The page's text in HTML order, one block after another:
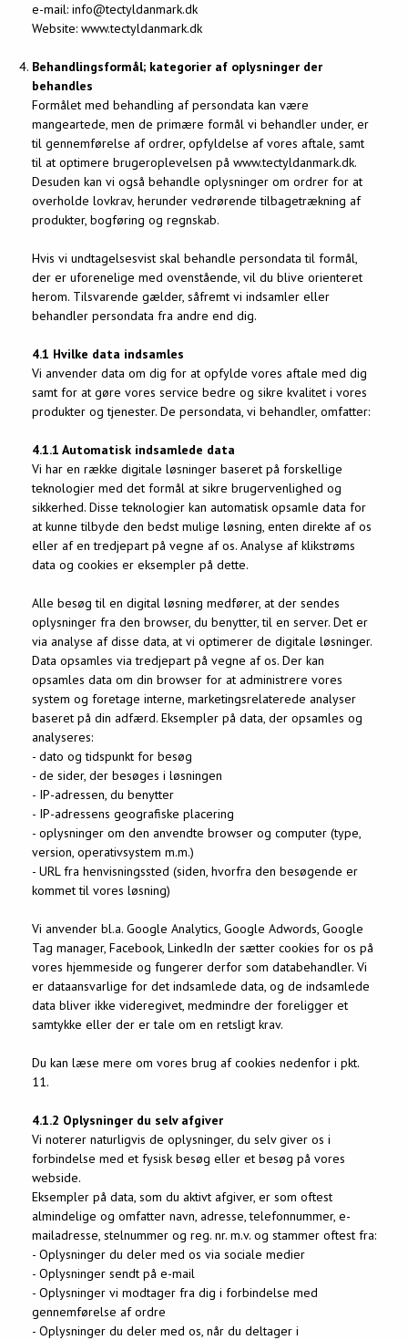
e-mail: info@tectyldanmark.dk
Website: www.tectyldanmark.dk
Behandlingsformål; kategorier af oplysninger der
behandles
Formålet med behandling af persondata kan være
mangeartede, men de primære formål vi behandler under, er
til gennemførelse af ordrer, opfyldelse af vores aftale, samt
til at optimere brugeroplevelsen på www.tectyldanmark.dk.
Desuden kan vi også behandle oplysninger om ordrer for at
overholde lovkrav, herunder vedrørende tilbagetrækning af
produkter, bogføring og regnskab.
Hvis vi undtagelsesvist skal behandle persondata til formål,
der er uforenelige med ovenstående, vil du blive orienteret
herom. Tilsvarende gælder, såfremt vi indsamler eller
behandler persondata fra andre end dig.
4.1 Hvilke data indsamles
Vi anvender data om dig for at opfylde vores aftale med dig
samt for at gøre vores service bedre og sikre kvalitet i vores
produkter og tjenester. De persondata, vi behandler, omfatter:
4.1.1 Automatisk indsamlede data
Vi har en række digitale løsninger baseret på forskellige
teknologier med det formål at sikre brugervenlighed og
sikkerhed. Disse teknologier kan automatisk opsamle data for
at kunne tilbyde den bedst mulige løsning, enten direkte af os
eller af en tredjepart på vegne af os. Analyse af klikstrøms
data og cookies er eksempler på dette.
Alle besøg til en digital løsning medfører, at der sendes
oplysninger fra den browser, du benytter, til en server. Det er
via analyse af disse data, at vi optimerer de digitale løsninger.
Data opsamles via tredjepart på vegne af os. Der kan
opsamles data om din browser for at administrere vores
system og foretage interne, marketingsrelaterede analyser
baseret på din adfærd. Eksempler på data, der opsamles og
analyseres:
- dato og tidspunkt for besøg
- de sider, der besøges i løsningen
- IP-adressen, du benytter
- IP-adressens geografiske placering
- oplysninger om den anvendte browser og computer (type,
version, operativsystem m.m.)
- URL fra henvisningssted (siden, hvorfra den besøgende er
kommet til vores løsning)
Vi anvender bl.a. Google Analytics, Google Adwords, Google
Tag manager, Facebook, LinkedIn der sætter cookies for os på
vores hjemmeside og fungerer derfor som databehandler. Vi
er dataansvarlige for det indsamlede data, og de indsamlede
data bliver ikke videregivet, medmindre der foreligger et
samtykke eller der er tale om en retsligt krav.
Du kan læse mere om vores brug af cookies nedenfor i pkt.
11.
4.1.2 Oplysninger du selv afgiver
Vi noterer naturligvis de oplysninger, du selv giver os i
forbindelse med et fysisk besøg eller et besøg på vores
webside.
Eksempler på data, som du aktivt afgiver, er som oftest
almindelige og omfatter navn, adresse, telefonnummer, e-
mailadresse, stelnummer og reg. nr. m.v. og stammer oftest fra:
- Oplysninger du deler med os via sociale medier
- Oplysninger sendt på e-mail
- Oplysninger vi modtager fra dig i forbindelse med
gennemførelse af ordre
- Oplysninger du deler med os, når du deltager i